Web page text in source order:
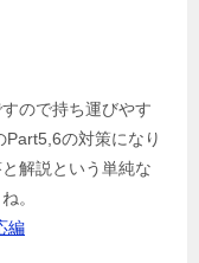
ので持ち運びやす
Part5,6の対策になり
解説という単純な
。
編